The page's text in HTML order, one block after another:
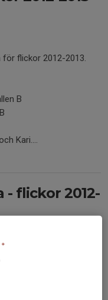
för flickor 2012-2013.
B
Kari....
flickor 2012-
vecka börjar flickor